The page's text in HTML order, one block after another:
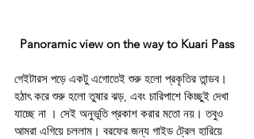
Panoramic view on the way to Kuari Pass
গেইটারস পড়ে একটু এগোতেই শুরু হলো প্রকৃতির তান্ডব।
হঠাৎ করে শুরু হলো তুষার ঝড়, এবং চারিপাশে কিচ্ছুই দেখা
যাচ্ছে না । সেই অনুভূতি প্রকাশ করার মতো নয়। তবুও
আমরা এগিয়ে চললাম। বরফের জন্য গাইড ট্রেল হারিয়ে